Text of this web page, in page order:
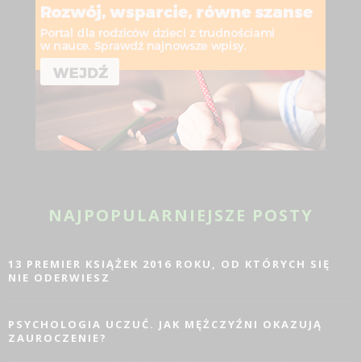
NAJPOPULARNIEJSZE POSTY
13 PREMIER KSIĄŻEK 2016 ROKU, OD KTÓRYCH SIĘ
NIE ODERWIESZ
PSYCHOLOGIA UCZUĆ. JAK MĘŻCZYŹNI OKAZUJĄ
ZAUROCZENIE?